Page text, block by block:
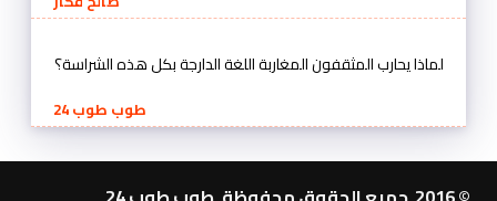
لماذا يحارب المثقفون المغاربة اللغة الدارجة بكل هذه الشراسة؟
طوب طوب 24